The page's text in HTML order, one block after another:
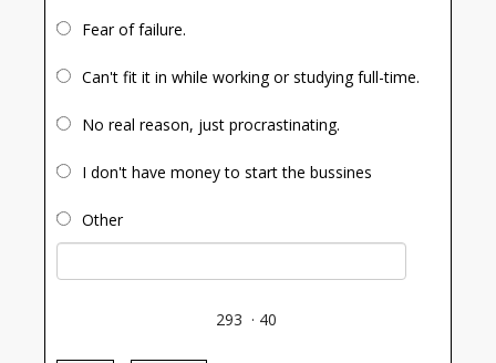
Fear of failure.
Can't fit it in while working or studying full-time.
No real reason, just procrastinating.
I don't have money to start the bussines
Other
293 · 40